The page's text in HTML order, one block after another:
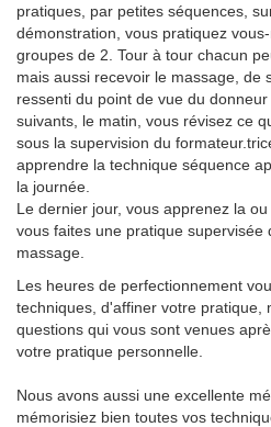
pratiques, par petites séquences,
démonstration, vous pratiquez
groupes de 2. Tour à tour chacun
mais aussi recevoir le massage, de
ressenti du point de vue du
suivants, le matin, vous révisez ce
sous la supervision du
apprendre la technique séquence
la journée.
Le dernier jour, vous apprenez la
vous faites une pratique supervisée
massage.
Les heures de perfectionnement
techniques, d'affiner votre pratique,
questions qui vous sont venues
votre pratique personnelle.
Nous avons aussi une excellente
mémorisiez bien toutes vos